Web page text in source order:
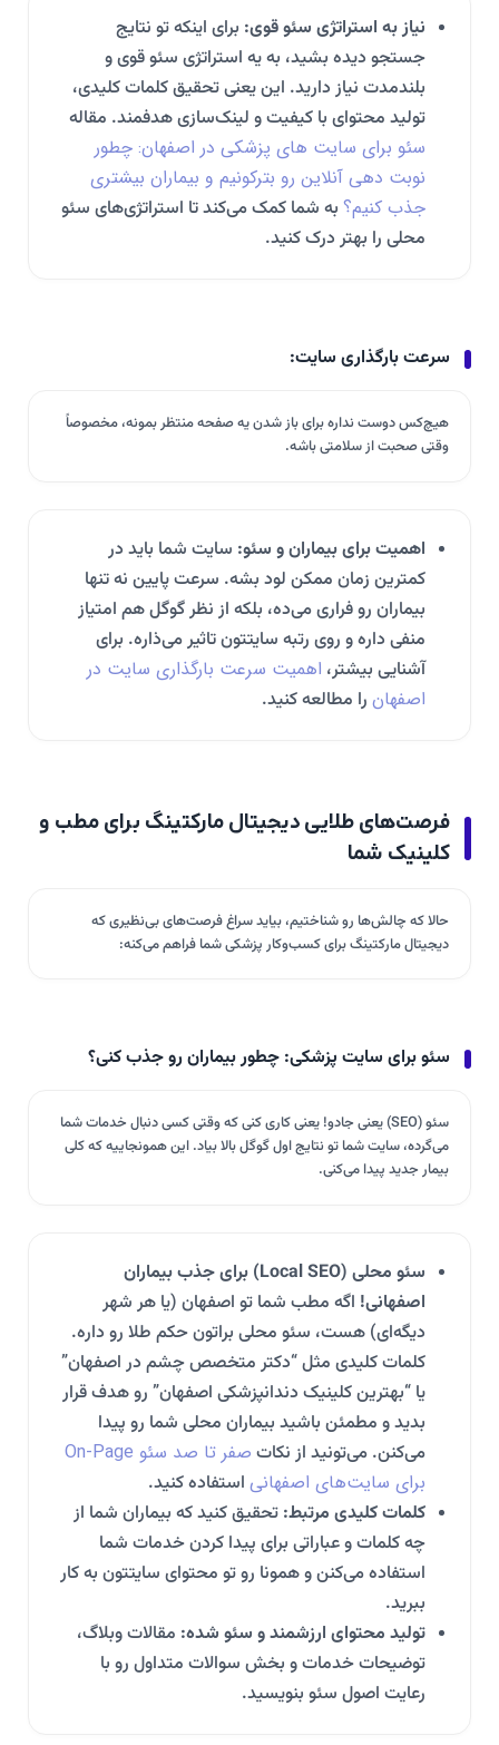
نیاز به استراتژی سئو قوی: برای اینکه تو نتایج
جستجو دیده بشید، به یه استراتژی سئو قوی و
بلندمدت نیاز دارید. این یعنی تحقیق کلمات کلیدی،
تولید محتوای با کیفیت و لینک‌سازی هدفمند. مقاله
سئو برای سایت‌ های پزشکی در اصفهان: چطور
نوبت‌ دهی آنلاین رو بترکونیم و بیماران بیشتری
جذب کنیم؟ به شما کمک می‌کند تا استراتژی‌های سئو
محلی را بهتر درک کنید.
سرعت بارگذاری سایت:
هیچ‌کس دوست نداره برای باز شدن یه صفحه منتظر بمونه، مخصوصاً
وقتی صحبت از سلامتی باشه.
اهمیت برای بیماران و سئو: سایت شما باید در
کمترین زمان ممکن لود بشه. سرعت پایین نه تنها
بیماران رو فراری می‌ده، بلکه از نظر گوگل هم امتیاز
منفی داره و روی رتبه سایتتون تاثیر می‌ذاره. برای
آشنایی بیشتر، اهمیت سرعت بارگذاری سایت در
اصفهان را مطالعه کنید.
فرصت‌های طلایی دیجیتال مارکتینگ برای مطب و
کلینیک شما
حالا که چالش‌ها رو شناختیم، بیاید سراغ فرصت‌های بی‌نظیری که
دیجیتال مارکتینگ برای کسب‌وکار پزشکی شما فراهم می‌کنه:
سئو برای سایت پزشکی: چطور بیماران رو جذب کنی؟
سئو (SEO) یعنی جادو! یعنی کاری کنی که وقتی کسی دنبال خدمات شما
می‌گرده، سایت شما تو نتایج اول گوگل بالا بیاد. این همونجاییه که کلی
بیمار جدید پیدا می‌کنی.
سئو محلی (Local SEO) برای جذب بیماران
اصفهانی! اگه مطب شما تو اصفهان (یا هر شهر
دیگه‌ای) هست، سئو محلی براتون حکم طلا رو داره.
کلمات کلیدی مثل “دکتر متخصص چشم در اصفهان”
یا “بهترین کلینیک دندانپزشکی اصفهان” رو هدف قرار
بدید و مطمئن باشید بیماران محلی شما رو پیدا
می‌کنن. می‌تونید از نکات
صفر تا صد سئو On-Page
برای سایت‌های اصفهانی استفاده کنید.
کلمات کلیدی مرتبط: تحقیق کنید که بیماران شما از
چه کلمات و عباراتی برای پیدا کردن خدمات شما
استفاده می‌کنن و همونا رو تو محتوای سایتتون به کار
ببرید.
تولید محتوای ارزشمند و سئو شده: مقالات وبلاگ،
توضیحات خدمات و بخش سوالات متداول رو با
رعایت اصول سئو بنویسید.